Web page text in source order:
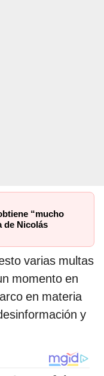
“mucho
de Nicolás
varias multas
momento en
en materia
y